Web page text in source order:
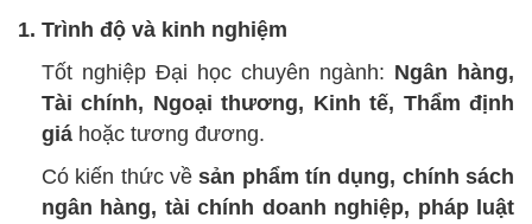
1. Trình độ và kinh nghiệm
Tốt nghiệp Đại học chuyên ngành: Ngân hàng,
Tài chính, Ngoại thương, Kinh tế, Thẩm định
giá hoặc tương đương.
Có kiến thức vềsản phẩm tín dụng, chính sách
ngân hàng, tài chính doanh nghiệp, pháp luật